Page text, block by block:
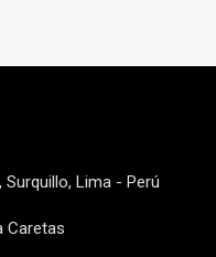
Surquillo, Lima - Perú
Caretas